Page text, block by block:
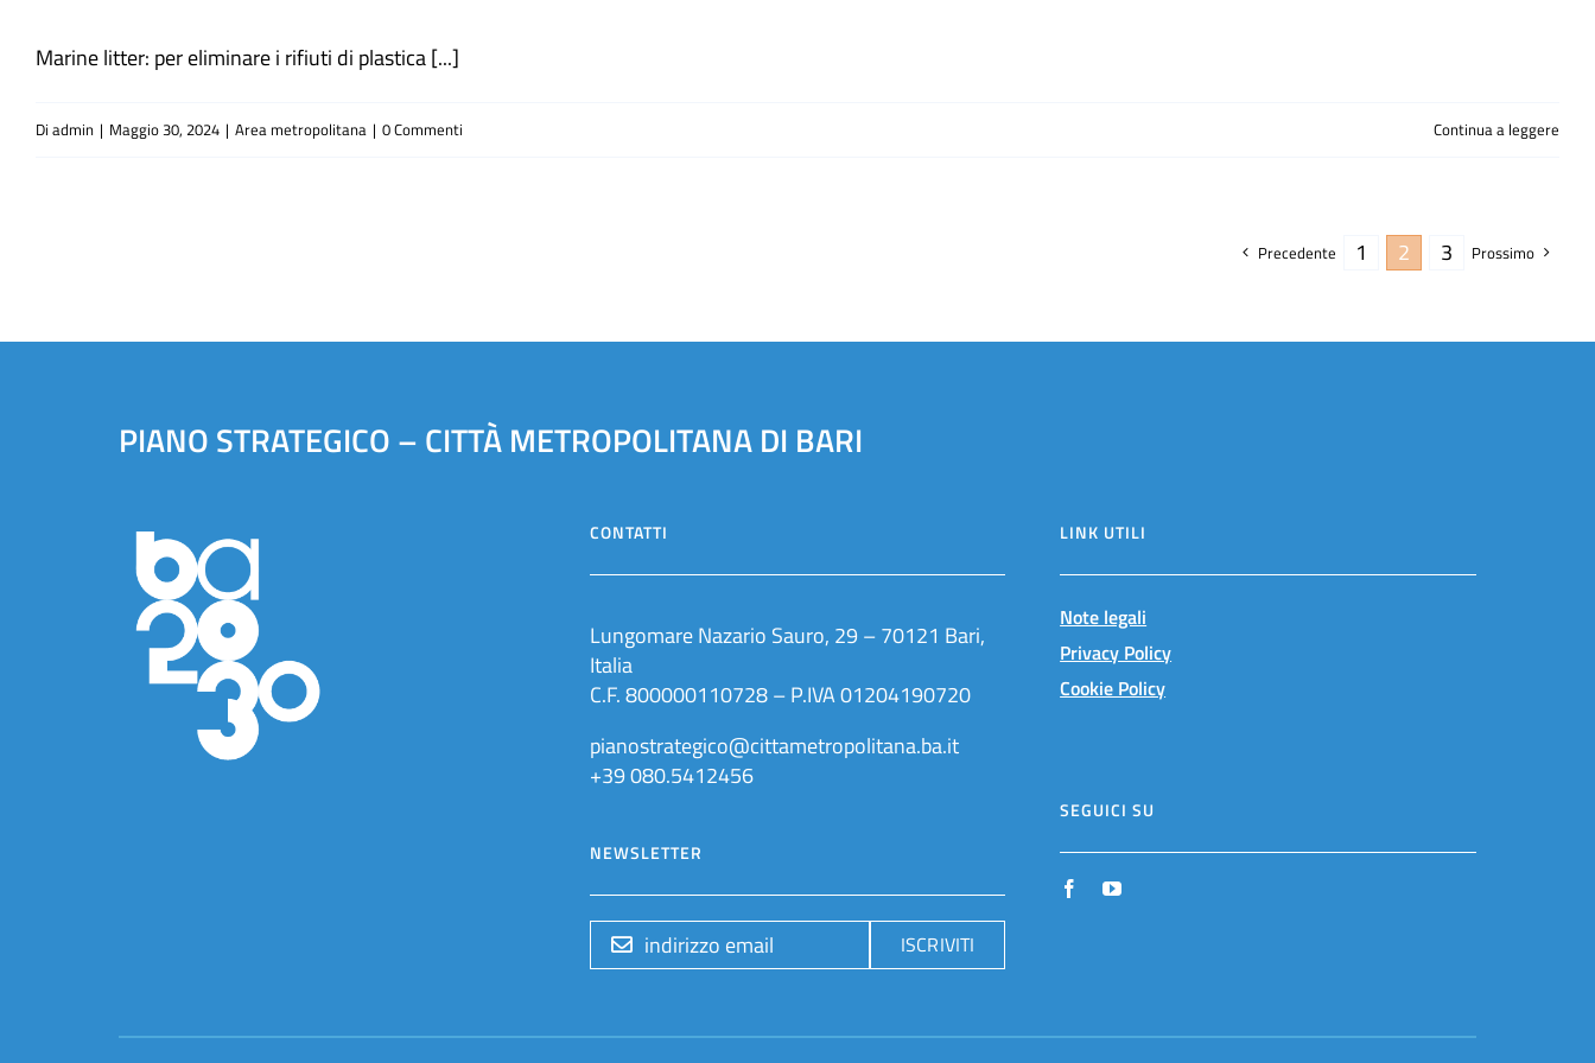
Marine litter: per eliminare i rifiuti di plastica [...]
Di admin | Maggio 30, 2024 | Area metropolitana | 0 Commenti Continua a leggere
Precedente 1 2 3 Prossimo
PIANO STRATEGICO – CITTÀ METROPOLITANA DI BARI
CONTATTI
Lungomare Nazario Sauro, 29 – 70121 Bari,
Italia
C.F. 800000110728 – P.IVA 01204190720
pianostrategico@cittametropolitana.ba.it
+39 080.5412456
NEWSLETTER
ISCRIVITI
LINK UTILI
Note legali
Privacy Policy
Cookie Policy
SEGUICI SU